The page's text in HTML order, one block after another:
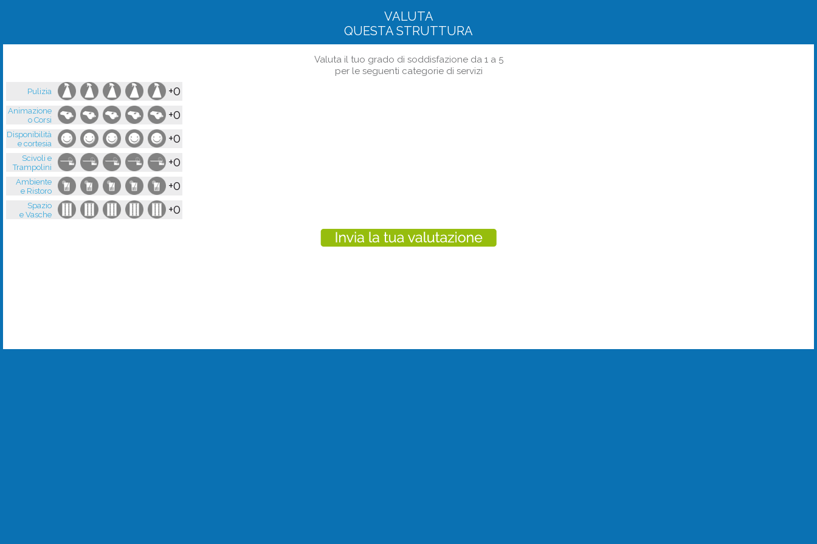
VALUTA
QUESTA STRUTTURA
Valuta il tuo grado di soddisfazione da 1 a 5
per le seguenti categorie di servizi
Pulizia +0
Animazione
o Corsi
+0
Disponibilità
e cortesia
+0
Scivoli e
Trampolini
+0
Ambiente
e Ristoro
+0
Spazio
e Vasche
+0